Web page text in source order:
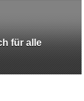
für alle